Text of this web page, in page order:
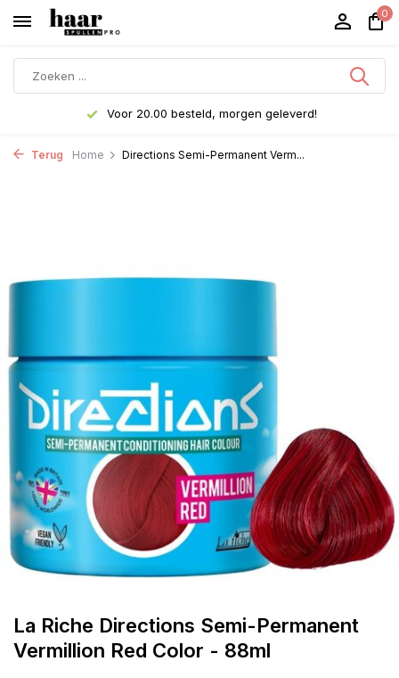
0
Voor 20.00 besteld, morgen geleverd!
Terug Home Directions Semi-Permanent Verm...
La Riche Directions Semi-Permanent
Vermillion Red Color - 88ml